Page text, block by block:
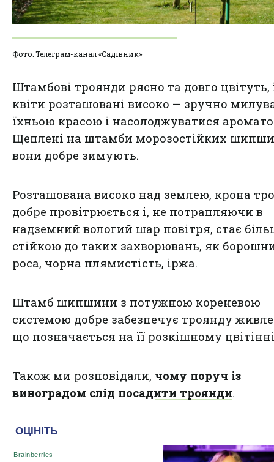
Фото: Телеграм-канал «Садівник»
Штамбові троянди рясно та довго цвітуть,
квіти розташовані високо — зручно
їхньою красою і насолоджуватися
Щеплені на штамби морозостійких
вони добре зимують.
Розташована високо над землею, крона
добре провітрюється і, не потрапляючи в
надземний вологий шар повітря, стає
стійкою до таких захворювань, як
роса, чорна плямистість, іржа.
Штамб шипшини з потужною кореневою
системою добре забезпечує троянду
що позначається на її розкішному
Також ми розповідали, чому поруч із
виноградом слід посадити троянди.